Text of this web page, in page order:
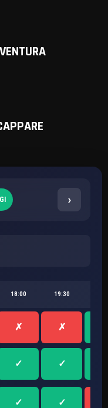
›
18:00 19:30